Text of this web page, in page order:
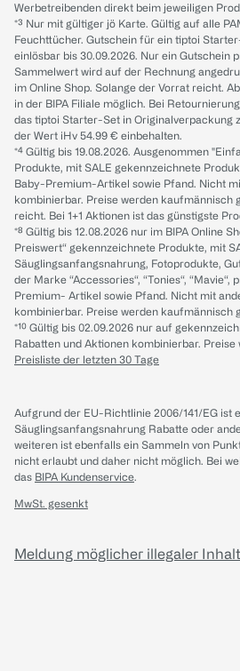
Werbetreibenden direkt beim jeweiligen
*³ Nur mit gültiger jö Karte. Gültig auf alle
Feuchttücher. Gutschein für ein tiptoi
einlösbar bis 30.09.2026. Nur ein Gutschein
Sammelwert wird auf der Rechnung
im Online Shop. Solange der Vorrat reicht.
in der BIPA Filiale möglich. Bei
das tiptoi Starter-Set in Originalverpackung
der Wert iHv 54.99 € einbehalten.
*⁴ Gültig bis 19.08.2026. Ausgenommen
Produkte, mit SALE gekennzeichnete
Baby-Premium-Artikel sowie Pfand. Nicht
kombinierbar. Preise werden kaufmännisch
reicht. Bei 1+1 Aktionen ist das günstigste
*⁸ Gültig bis 12.08.2026 nur im BIPA Online
Preiswert“ gekennzeichnete Produkte, mit
Säuglingsanfangsnahrung, Fotoprodukte,
der Marke “Accessories“, “Tonies“, “Mavie“,
Premium- Artikel sowie Pfand. Nicht mit
kombinierbar. Preise werden kaufmännisch
*¹⁰ Gültig bis 02.09.2026 nur auf
Rabatten und Aktionen kombinierbar.
Preisliste der letzten 30 Tage
Aufgrund der EU-Richtlinie 2006/141/EG ist
Säuglingsanfangsnahrung Rabatte oder
weiteren ist ebenfalls ein Sammeln von
nicht erlaubt und daher nicht möglich. Bei
das BIPA Kundenservice.
MwSt. gesenkt
Meldung möglicher illegaler